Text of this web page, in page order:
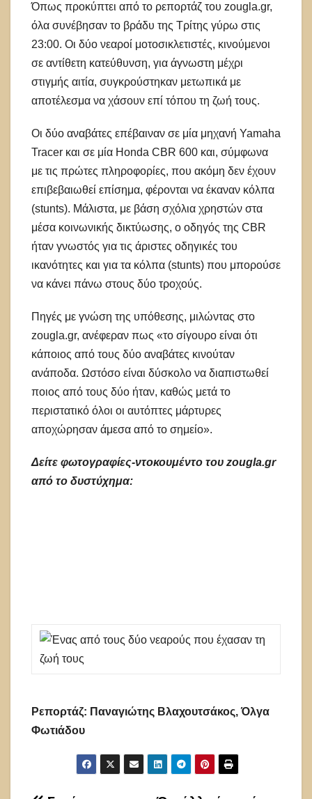
Όπως προκύπτει από το ρεπορτάζ του zougla.gr,
όλα συνέβησαν το βράδυ της Τρίτης γύρω στις
23:00. Οι δύο νεαροί μοτοσικλετιστές, κινούμενοι
σε αντίθετη κατεύθυνση, για άγνωστη μέχρι
στιγμής αιτία, συγκρούστηκαν μετωπικά με
αποτέλεσμα να χάσουν επί τόπου τη ζωή τους.
Οι δύο αναβάτες επέβαιναν σε μία μηχανή Yamaha
Tracer και σε μία Honda CBR 600 και, σύμφωνα
με τις πρώτες πληροφορίες, που ακόμη δεν έχουν
επιβεβαιωθεί επίσημα, φέρονται να έκαναν κόλπα
(stunts). Μάλιστα, με βάση σχόλια χρηστών στα
μέσα κοινωνικής δικτύωσης, ο οδηγός της CBR
ήταν γνωστός για τις άριστες οδηγικές του
ικανότητες και για τα κόλπα (stunts) που μπορούσε
να κάνει πάνω στους δύο τροχούς.
Πηγές με γνώση της υπόθεσης, μιλώντας στο
zougla.gr, ανέφεραν πως «το σίγουρο είναι ότι
κάποιος από τους δύο αναβάτες κινούταν
ανάποδα. Ωστόσο είναι δύσκολο να διαπιστωθεί
ποιος από τους δύο ήταν, καθώς μετά το
περιστατικό όλοι οι αυτόπτες μάρτυρες
αποχώρησαν άμεσα από το σημείο».
Δείτε φωτογραφίες-ντοκουμέντο του zougla.gr
από το δυστύχημα:
Ρεπορτάζ: Παναγιώτης Βλαχουτσάκος, Όλγα
Φωτιάδου